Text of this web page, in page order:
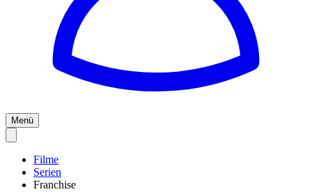
Menü
Filme
Serien
Franchise